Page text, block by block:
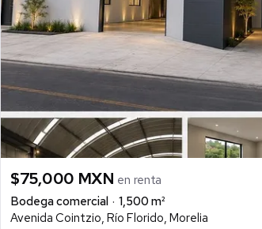
$75,000 MXN en renta
Bodega comercial
1,500 m²
Avenida Cointzio, Río Florido, Morelia